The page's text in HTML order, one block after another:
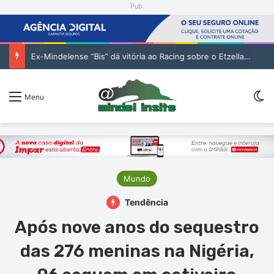
Pub.
Ex-Mindelense “Bis” dá vitória ao Racing sobre o Etzella Ettelbruck no Luxemburgo
Menu
Mundo
Tendência
Após nove anos do sequestro
das 276 meninas na Nigéria,